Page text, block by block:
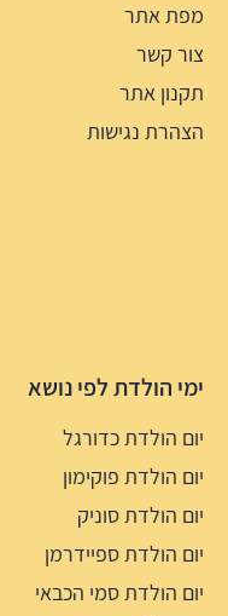
מפת אתר
צור קשר
תקנון אתר
הצהרת נגישות
ימי הולדת לפי נושא
יום הולדת כדורגל
יום הולדת פוקימון
יום הולדת סוניק
יום הולדת ספיידרמן
יום הולדת סמי הכבאי